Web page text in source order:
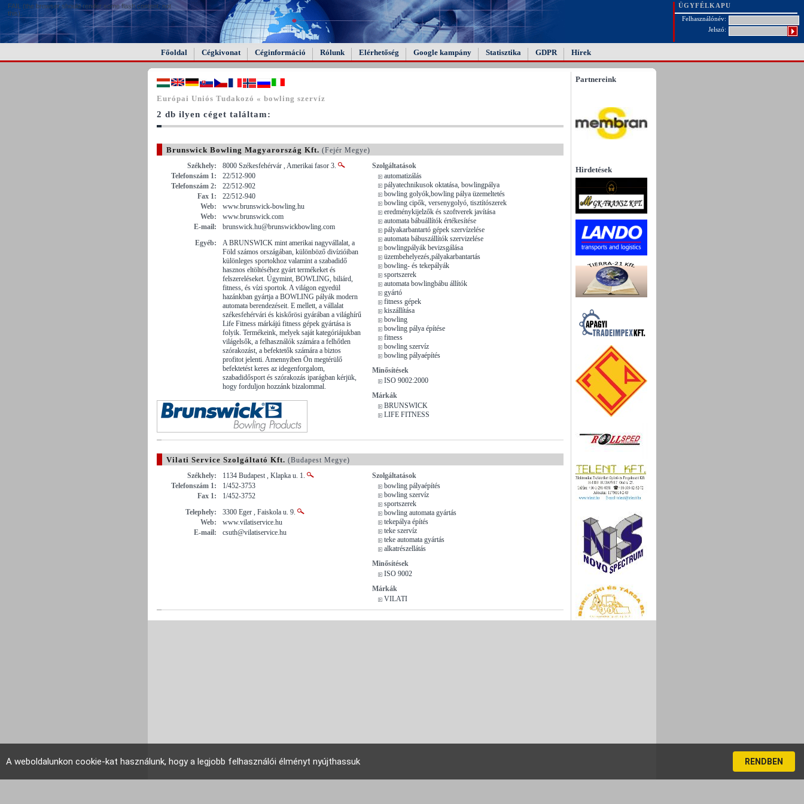
FAIL (the browser should render some flash content, not
this).
ÜGYFÉLKAPU
Felhasználónév:
Jelszó:
Főoldal Cégkivonat Céginformáció Rólunk Elérhetőség Google kampány Statisztika GDPR Hírek
Európai Uniós Tudakozó « bowling szervíz
2 db ilyen céget találtam:
Brunswick Bowling Magyarország Kft. (Fejér Megye)
Székhely:
8000 Székesfehérvár , Amerikai fasor 3.
Telefonszám 1:
22/512-900
Telefonszám 2:
22/512-902
Fax 1:
22/512-940
Web:
www.brunswick-bowling.hu
Web:
www.brunswick.com
E-mail:
brunswick.hu@brunswickbowling.com
Egyéb:
A BRUNSWICK mint amerikai nagyvállalat, a
Föld számos országában, különböző divízióiban
különleges sportokhoz valamint a szabadidő
hasznos eltöltéséhez gyárt termékeket és
felszereléseket. Úgymint, BOWLING, biliárd,
fitness, és vízi sportok. A világon egyedül
hazánkban gyártja a BOWLING pályák modern
automata berendezéseit. E mellett, a vállalat
székesfehérvári és kiskőrösi gyárában a világhírű
Life Fitness márkájú fitness gépek gyártása is
folyik. Termékeink, melyek saját kategóriájukban
világelsők, a felhasználók számára a felhőtlen
szórakozást, a befektetők számára a biztos
profitot jelenti. Amennyiben Ön megtérülő
befektetést keres az idegenforgalom,
szabadidősport és szórakozás iparágban kérjük,
hogy forduljon hozzánk bizalommal.
Szolgáltatások
automatizálás
pályatechnikusok oktatása, bowlingpálya
bowling golyók,bowling pálya üzemeltetés
bowling cipők, versenygolyó, tisztítószerek
eredménykijelzők és szoftverek javítása
automata bábuállítók értékesítése
pályakarbantartó gépek szervízelése
automata bábuszállítók szervizelése
bowlingpályák bevizsgálása
üzembehelyezés,pályakarbantartás
bowling- és tekepályák
sportszerek
automata bowlingbábu állítók
gyártó
fitness gépek
kiszállítása
bowling
bowling pálya építése
fitness
bowling szervíz
bowling pályaépítés
Minősítések
ISO 9002:2000
Márkák
BRUNSWICK
LIFE FITNESS
Vilati Service Szolgáltató Kft. (Budapest Megye)
Székhely:
1134 Budapest , Klapka u. 1.
Telefonszám 1:
1/452-3753
Fax 1:
1/452-3752
Telephely:
3300 Eger , Faiskola u. 9.
Web:
www.vilatiservice.hu
E-mail:
csuth@vilatiservice.hu
Szolgáltatások
bowling pályaépítés
bowling szervíz
sportszerek
bowling automata gyártás
tekepálya építés
teke szervíz
teke automata gyártás
alkatrészellátás
Minősítések
ISO 9002
Márkák
VILATI
Partnereink
Hirdetések
A weboldalunkon cookie-kat használunk, hogy a legjobb felhasználói élményt nyújthassuk RENDBEN